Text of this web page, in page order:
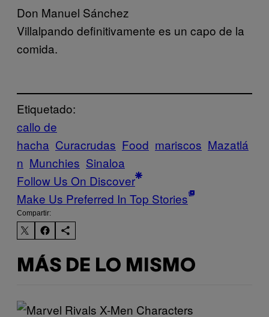
Don Manuel Sánchez
Villalpando definitivamente es un capo de la
comida.
Etiquetado:
callo de
hacha Curacrudas Food mariscos Mazatlá
n Munchies Sinaloa
Follow Us On Discover
Make Us Preferred In Top Stories
Compartir:
MÁS DE LO MISMO